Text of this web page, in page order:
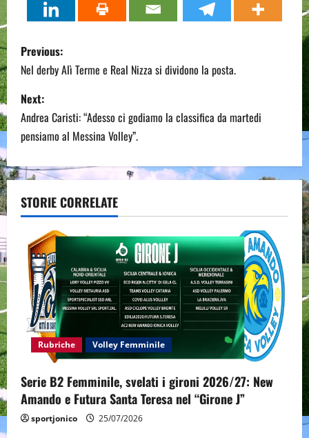
P
o
s
t
n
a
v
g
t
o
n
Previous:
Nel derby Alì Terme e Real Nizza si dividono la posta.
Next:
Andrea Caristi: “Adesso ci godiamo la classifica da martedi
pensiamo al Messina Volley”.
STORIE CORRELATE
Rubriche Volley Femminile
Serie B2 Femminile, svelati i gironi 2026/27: New
Amando e Futura Santa Teresa nel “Girone J”
sportjonico 25/07/2026